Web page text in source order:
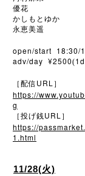
優花
かしもとゆか
永恵美遥
open/start 18:30/
adv/day ¥2500(1d
［配信 URL ］
https://
g
［投げ銭URL ］
https://
1.html
11/28(火)